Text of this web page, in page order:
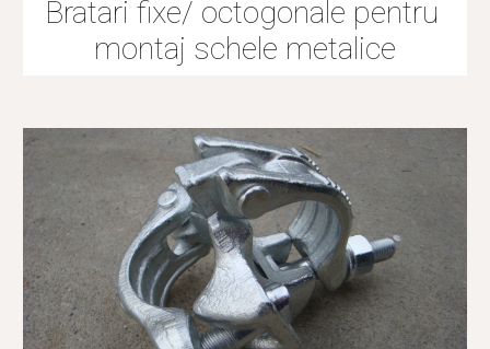
Bratari fixe/ octogonale pentru
montaj schele metalice